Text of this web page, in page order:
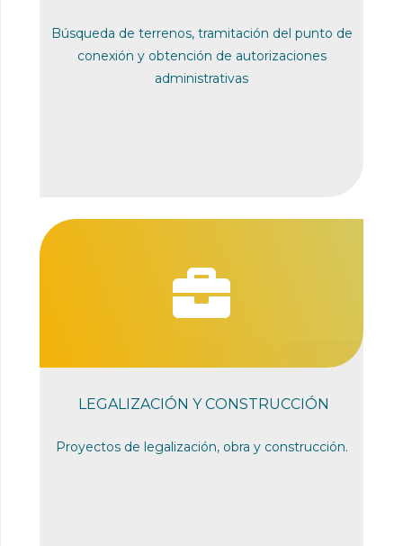
Búsqueda de terrenos, tramitación del punto de
conexión y obtención de autorizaciones
administrativas
LEGALIZACIÓN Y CONSTRUCCIÓN
Proyectos de legalización, obra y construcción.